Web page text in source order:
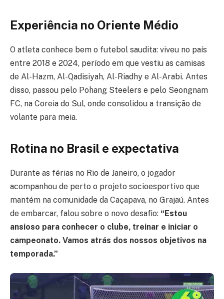
Experiência no Oriente Médio
O atleta conhece bem o futebol saudita: viveu no país
entre 2018 e 2024, período em que vestiu as camisas
de Al-Hazm, Al-Qadisiyah, Al-Riadhy e Al-Arabi. Antes
disso, passou pelo Pohang Steelers e pelo Seongnam
FC, na Coreia do Sul, onde consolidou a transição de
volante para meia.
Rotina no Brasil e expectativa
Durante as férias no Rio de Janeiro, o jogador
acompanhou de perto o projeto socioesportivo que
mantém na comunidade da Caçapava, no Grajaú. Antes
de embarcar, falou sobre o novo desafio: “Estou
ansioso para conhecer o clube, treinar e iniciar o
campeonato. Vamos atrás dos nossos objetivos na
temporada.”